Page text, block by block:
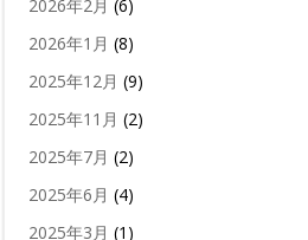
2026年2月 (6)
2026年1月 (8)
2025年12月 (9)
2025年11月 (2)
2025年7月 (2)
2025年6月 (4)
2025年3月 (1)